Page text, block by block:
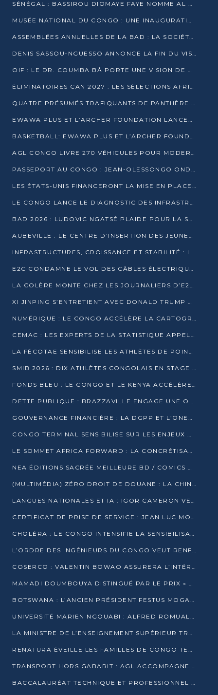
SÉNÉGAL : BASSIROU DIOMAYE FAYE NOMME AL AMINOU LÔ PREMIER MINISTRE
MUSÉE NATIONAL DU CONGO : UNE INAUGURATION PORTEUSE D’ESPOIR POUR LA CULTURE
ASSEMBLÉES ANNUELLES DE LA BAD : LA SOCIÉTÉ CIVILE CONGOLAISE À LA RECHERCHE DE PARTENAIRES POUR SES PROJETS
DENIS SASSOU-NGUESSO ANNONCE LA FIN DU VISA POUR LES AFRICAINS EN 2027
OIF : LE DR. COUMBA BÂ PORTE UNE VISION DE DIALOGUE, DE STABILITÉ ET DE RÉFORME À LA TÊTE
ÉLIMINATOIRES CAN 2027 : LES SÉLECTIONS AFRICAINES CONNAISSENT LEURS ADVERSAIRES
QUATRE PRÉSUMÉS TRAFIQUANTS DE PANTHÈRE ARRÊTÉS À EWO
EWAWA PLUS ET L’ARCHER FOUNDATION LANCENT UN CAMP DE BASKET POUR LES JEUNES À BRAZZAVILLE
BASKETBALL: EWAWA PLUS ET L’ARCHER FOUNDATION LANCENT UN CAMP POUR LES JEUNES
AGL CONGO LIVRE 270 VÉHICULES POUR MODERNISER LE TRANSPORT URBAIN
PASSEPORT AU CONGO : JEAN-OLESSONGO ONDAYE VEUT METTRE FIN AUX LENTEURS ADMINISTRATIVES
LES ÉTATS-UNIS FINANCERONT LA MISE EN PLACE DE JUSQU’À 50 CLINIQUES DE LUTTE CONTRE L’EBOLA
LE CONGO LANCE LE DIAGNOSTIC DES INFRASTRUCTURES SPORTIVES DU COMPLEXE DE KINTÉLÉ
BAD 2026 : LUDOVIC NGATSÉ PLAIDE POUR LA SOUVERAINETÉ FINANCIÈRE AFRICAINE
AUBEVILLE : LE CENTRE D’INSERTION DES JEUNES PRÊT À OUVRIR SES PORTES
INFRASTRUCTURES, CROISSANCE ET STABILITÉ : LA GUINÉE AFFÛTE SES AMBITIONS
E2C CONDAMNE LE VOL DES CÂBLES ÉLECTRIQUES APRÈS UNE VIDÉO VIRALE
LA COLÈRE MONTE CHEZ LES JOURNALIERS D’E2C QUI DÉNONCENT 20 ANS DE PRÉCARITÉ
XI JINPING S’ENTRETIENT AVEC DONALD TRUMP À BEIJING
NUMÉRIQUE : LE CONGO ACCÉLÈRE LA CARTOGRAPHIE DE SES INFRASTRUCTURES DIGITALES
CEMAC : LES EXPERTS DE LA STATISTIQUE APPELLENT À RENFORCER LA SÉCURISATION DES DONNÉES
LA FÉCOTAE SENSIBILISE LES ATHLÈTES DE POINTE-NOIRE À L’HYGIÈNE ALIMENTA
SMIB 2026 : DIX ATHLÈTES CONGOLAIS EN STAGE AU KENYA
FONDS BLEU : LE CONGO ET LE KENYA ACCÉLÈRENT LA MOBILISATION DES FINANCEMENTS
DETTE PUBLIQUE : BRAZZAVILLE ENGAGE UNE OPÉRATION DE RACHAT DE 575 MILLIONS DE DOLLARS
GOUVERNANCE FINANCIÈRE : LA DGPP ET L’ONEC-C VERS UN PARTENARIAT POUR ASSAINIR LES ENTREPRISES PUBLIQUES
CONGO TERMINAL SENSIBILISE SUR LES ENJEUX DE LA SANTÉ MENTALE EN
LE SOMMET AFRICA FORWARD : LA CONCRÉTISATION DE PARTENARIATS ÉQUILIBRÉS ET TOURNÉS VERS L’AVENIR ENTRE LE CONTINENT AFRICAIN ET LA FRANCE
NEA ÉDITIONS SACRÉE MEILLEURE BD / COMICS D’AFRIQUE AU KENYA
(MULTIMÉDIA) ZÉRO DROIT DE DOUANE : LA CHINE ET L’AFRIQUE VERS UNE PROXIMITÉ SANS PRÉCÉDENT (PAPIER GÉNÉRAL)
LANGUES NATIONALES ET IA : IGOR CAMERON VEUT ARRIMER LA STRATÉGIE IA À LA LOI SUR LA RECHERCHE
CERTIFICAT DE PRISE DE SERVICE : JEAN LUC MOUTHOU DÉMENT UNE « FAKE NEWS »
CHOLÉRA : LE CONGO INTENSIFIE LA SENSIBILISATION AU MARCHÉ DE TALANGAÏ
L’ORDRE DES INGÉNIEURS DU CONGO VEUT RENFORCER L’ÉTHIQUE ET LA CRÉDIBILITÉ DE LA PROFESSION
COSERCO : VALENTIN BOWAO ASSURERA L’INTÉRIM À LA TÊTE DU BUREAU EXÉCUTIF NATIONAL
MAMADI DOUMBOUYA DISTINGUÉ PAR LE PRIX « SUPER GRAND BÂTISSEUR BABACAR N’DIAYE »
BOTSWANA : L’ANCIEN PRÉSIDENT FESTUS MOGAE EST MORT À 86 ANS
UNIVERSITÉ MARIEN NGOUABI : ALFRED ROMUALD NGUYA POATY SOUTIENT UNE THÈSE SUR LE PARADOXE DE LA CROISSANCE EN ZONE CEMAC
LA MINISTRE DE L’ENSEIGNEMENT SUPÉRIEUR TRACE SA FEUILLE DE ROUTE
RENATURA ÉVEILLE LES FAMILLES DE CONGO TERMINAL À LA PROTECTION DE L’ENVIRONNEMENT
TRANSPORT HORS GABARIT : AGL ACCOMPAGNE LE DÉVELOPPEMENT DU SECTEUR BRASSICOLE AU CONGO
BACCALAURÉAT TECHNIQUE ET PROFESSIONNEL : 16 352 CANDIDATS LANCÉS DANS LES ÉPREUVES D’EPS